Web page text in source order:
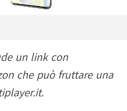
un link con
che può fruttare una